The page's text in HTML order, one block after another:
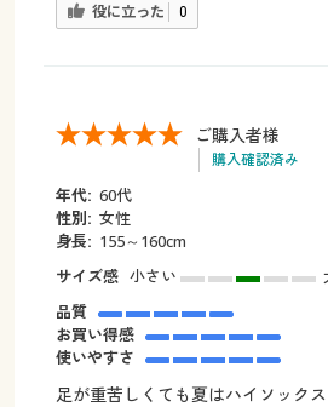
役に立った 0
ご購入者様
購入確認済み
年代: 60代
性別: 女性
身長: 155～160cm
サイズ感 小さい
品質
お買い得感
使いやすさ
足が重苦しくても夏はハイソック